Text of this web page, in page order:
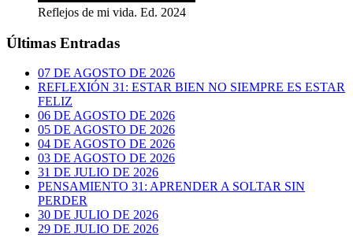
Reflejos de mi vida. Ed. 2024
Últimas Entradas
07 DE AGOSTO DE 2026
REFLEXIÓN 31: ESTAR BIEN NO SIEMPRE ES ESTAR
FELIZ
06 DE AGOSTO DE 2026
05 DE AGOSTO DE 2026
04 DE AGOSTO DE 2026
03 DE AGOSTO DE 2026
31 DE JULIO DE 2026
PENSAMIENTO 31: APRENDER A SOLTAR SIN
PERDER
30 DE JULIO DE 2026
29 DE JULIO DE 2026